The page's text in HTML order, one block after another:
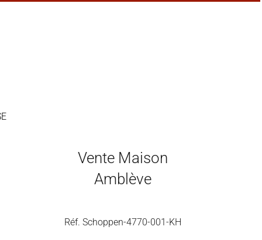
Vente Maison
Amblève
Réf. Schoppen-4770-001-KH